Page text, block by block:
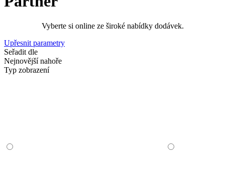
Vyberte si online ze široké nabídky dodávek.
Upřesnit parametry
Seřadit dle
Nejnovější nahoře
Typ zobrazení